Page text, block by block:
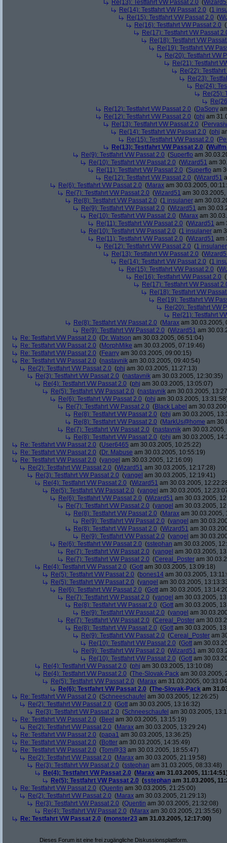
Re(13): Testfahrt VW Passat 2.0 (
Re(14): Testfahrt VW Passat 2.0 (1
Re(15): Testfahrt VW Passat 2.0 (
Re(16): Testfahrt VW Passat 2.0 (
Re(17): Testfahrt VW Passat
Re(18): Testfahrt VW
Re(19): Testfahrt VW
Re(20): Testfahrt VW
Re(21): Testfahrt
Re(22):
Re(23):
Re(24):
Re(25):
Re(12): Testfahrt VW Passat 2.0 (DaSony
Re(12): Testfahrt VW Passat 2.0 (phj am
Re(13): Testfahrt VW Passat 2.0 (
Re(14): Testfahrt VW Passat 2.0 (phj
Re(15): Testfahrt VW Passat 2.0 (
Re(13): Testfahrt VW Passat 2.0 (
Re(9): Testfahrt VW Passat 2.0 (Superflo am
Re(10): Testfahrt VW Passat 2.0 (Wizard51 am
Re(11): Testfahrt VW Passat 2.0 (Superflo am
Re(12): Testfahrt VW Passat 2.0 (Wizard51
Re(6): Testfahrt VW Passat 2.0 (Marax am 30.03.2005,
Re(7): Testfahrt VW Passat 2.0 (Wizard51 am
Re(8): Testfahrt VW Passat 2.0 (1 insulaner am
Re(9): Testfahrt VW Passat 2.0 (Wizard51 am
Re(10): Testfahrt VW Passat 2.0 (Marax am
Re(11): Testfahrt VW Passat 2.0 (Wizard51 am
Re(10): Testfahrt VW Passat 2.0 (1 insulaner am
Re(11): Testfahrt VW Passat 2.0 (Wizard51 am
Re(12): Testfahrt VW Passat 2.0 (1 insulaner
Re(13): Testfahrt VW Passat 2.0 (
Re(14): Testfahrt VW Passat 2.0 (1
Re(15): Testfahrt VW Passat 2.0 (
Re(16): Testfahrt VW Passat 2.0 (
Re(17): Testfahrt VW Passat
Re(18): Testfahrt VW
Re(19): Testfahrt VW
Re(20): Testfahrt VW
Re(21): Testfahrt
Re(8): Testfahrt VW Passat 2.0 (Marax am 30.03.2005,
Re(9): Testfahrt VW Passat 2.0 (Wizard51 am
Re: Testfahrt VW Passat 2.0 (Dr. Watson am 30.03.2005, 06:51:04)
Re: Testfahrt VW Passat 2.0 (MorphMike am 30.03.2005, 07:19:46)
Re: Testfahrt VW Passat 2.0 (Fearry am 30.03.2005, 09:00:15)
Re: Testfahrt VW Passat 2.0 (nastavnik am 30.03.2005, 09:40:54)
Re(2): Testfahrt VW Passat 2.0 (phj am 30.03.2005, 11:27:13)
Re(3): Testfahrt VW Passat 2.0 (nastavnik am 30.03.2005, 12:30:35)
Re(4): Testfahrt VW Passat 2.0 (phj am 30.03.2005, 13:05:07)
Re(5): Testfahrt VW Passat 2.0 (nastavnik am 30.03.2005,
Re(6): Testfahrt VW Passat 2.0 (phj am 30.03.2005,
Re(7): Testfahrt VW Passat 2.0 (Black Label am
Re(8): Testfahrt VW Passat 2.0 (phj am 30.03.2005,
Re(8): Testfahrt VW Passat 2.0 (MarkUs@home am
Re(7): Testfahrt VW Passat 2.0 (nastavnik am 30.03.2005,
Re(8): Testfahrt VW Passat 2.0 (phj am 30.03.2005,
Re: Testfahrt VW Passat 2.0 (User6465 am 30.03.2005, 10:25:22)
Re: Testfahrt VW Passat 2.0 (Dr. Mabuse am 30.03.2005, 10:55:19)
Re: Testfahrt VW Passat 2.0 (yangel am 30.03.2005, 12:16:09)
Re(2): Testfahrt VW Passat 2.0 (Wizard51 am 30.03.2005, 12:17:28)
Re(3): Testfahrt VW Passat 2.0 (yangel am 30.03.2005, 12:19:41)
Re(4): Testfahrt VW Passat 2.0 (Wizard51 am 30.03.2005,
Re(5): Testfahrt VW Passat 2.0 (yangel am 30.03.2005,
Re(6): Testfahrt VW Passat 2.0 (Wizard51 am 30.03.2005,
Re(7): Testfahrt VW Passat 2.0 (yangel am 30.03.2005,
Re(8): Testfahrt VW Passat 2.0 (Marax am 30.03.2005,
Re(9): Testfahrt VW Passat 2.0 (yangel am
Re(8): Testfahrt VW Passat 2.0 (Wizard51 am
Re(9): Testfahrt VW Passat 2.0 (yangel am
Re(6): Testfahrt VW Passat 2.0 (sstephan am 30.03.2005,
Re(7): Testfahrt VW Passat 2.0 (yangel am 30.03.2005,
Re(7): Testfahrt VW Passat 2.0 (Cereal_Poster am
Re(4): Testfahrt VW Passat 2.0 (Gott am 30.03.2005, 13:09:18)
Re(5): Testfahrt VW Passat 2.0 (bones14 am 30.03.2005,
Re(5): Testfahrt VW Passat 2.0 (yangel am 30.03.2005,
Re(6): Testfahrt VW Passat 2.0 (Gott am 30.03.2005,
Re(7): Testfahrt VW Passat 2.0 (yangel am 30.03.2005,
Re(8): Testfahrt VW Passat 2.0 (Gott am 30.03.2005,
Re(9): Testfahrt VW Passat 2.0 (yangel am
Re(7): Testfahrt VW Passat 2.0 (Cereal_Poster am
Re(8): Testfahrt VW Passat 2.0 (Gott am 30.03.2005,
Re(9): Testfahrt VW Passat 2.0 (Cereal_Poster am
Re(10): Testfahrt VW Passat 2.0 (Gott am
Re(9): Testfahrt VW Passat 2.0 (Wizard51 am
Re(10): Testfahrt VW Passat 2.0 (Gott am
Re(4): Testfahrt VW Passat 2.0 (phj am 30.03.2005, 13:10:08)
Re(4): Testfahrt VW Passat 2.0 (The-Slovak-Pack am 30.03.2005,
Re(5): Testfahrt VW Passat 2.0 (Marax am 31.03.2005,
Re(6): Testfahrt VW Passat 2.0 (The-Slovak-Pack am
Re: Testfahrt VW Passat 2.0 (Schneeschaufel am 30.03.2005, 12:26:25)
Re(2): Testfahrt VW Passat 2.0 (Gott am 30.03.2005, 13:16:32)
Re(3): Testfahrt VW Passat 2.0 (Schneeschaufel am 30.03.2005,
Re: Testfahrt VW Passat 2.0 (Beel am 30.03.2005, 13:15:19)
Re(2): Testfahrt VW Passat 2.0 (Marax am 30.03.2005, 13:29:24)
Re: Testfahrt VW Passat 2.0 (papa1 am 30.03.2005, 13:36:25)
Re: Testfahrt VW Passat 2.0 (Botter am 30.03.2005, 14:35:49)
Re: Testfahrt VW Passat 2.0 (Tom@33 am 30.03.2005, 18:55:47)
Re(2): Testfahrt VW Passat 2.0 (Marax am 30.03.2005, 21:19:58)
Re(3): Testfahrt VW Passat 2.0 (sstephan am 31.03.2005, 08:33:48)
Re(4): Testfahrt VW Passat 2.0 (Marax am 31.03.2005,
Re(5): Testfahrt VW Passat 2.0 (sstephan am 31.03.2005,
Re: Testfahrt VW Passat 2.0 (Quentin am 30.03.2005, 21:25:00)
Re(2): Testfahrt VW Passat 2.0 (Marax am 30.03.2005, 21:29:13)
Re(3): Testfahrt VW Passat 2.0 (Quentin am 30.03.2005, 21:32:08)
Re(4): Testfahrt VW Passat 2.0 (Marax am 30.03.2005, 21:35:56)
Re: Testfahrt VW Passat 2.0 (monster23 am 31.03.2005, 12:17:00)
Dieses Forum ist eine frei zugängliche Diskussionsplattform.